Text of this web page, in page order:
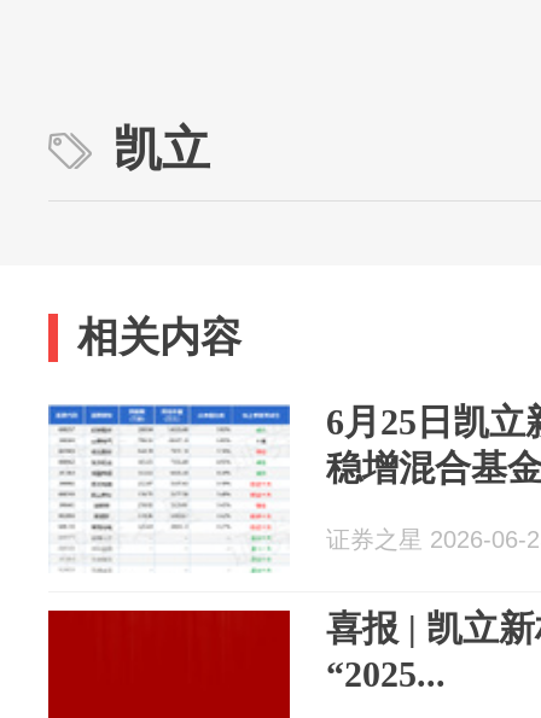
凯立
相关内容
6月25日凯立
稳增混合基
证券之星 2026-06-
喜报 | 凯立
“2025...